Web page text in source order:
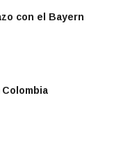
con el Bayern